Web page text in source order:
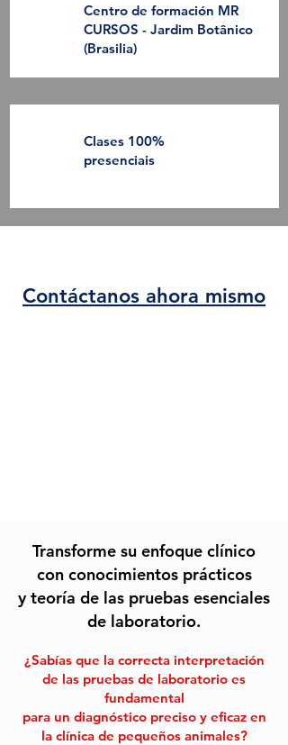
Centro de formación MR
CURSOS - Jardim Botânico
(Brasilia)
Clases 100%
presenciais
Contáctanos ahora mismo
Transforme su enfoque clínico
con conocimientos prácticos
y teoría de las pruebas esenciales
de laboratorio.
¿Sabías que la correcta interpretación
de las pruebas de laboratorio es
fundamental
para un diagnóstico preciso y eficaz en
la clínica de pequeños animales?